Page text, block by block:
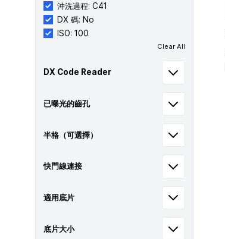
沖洗過程: C41
DX 碼: No
ISO: 100
Clear All
DX Code Reader
已曝光的齒孔
半格（可選擇）
快門線連接
適用底片
底片大小